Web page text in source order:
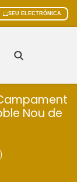
SEU ELECTRÒNICA
Nou de